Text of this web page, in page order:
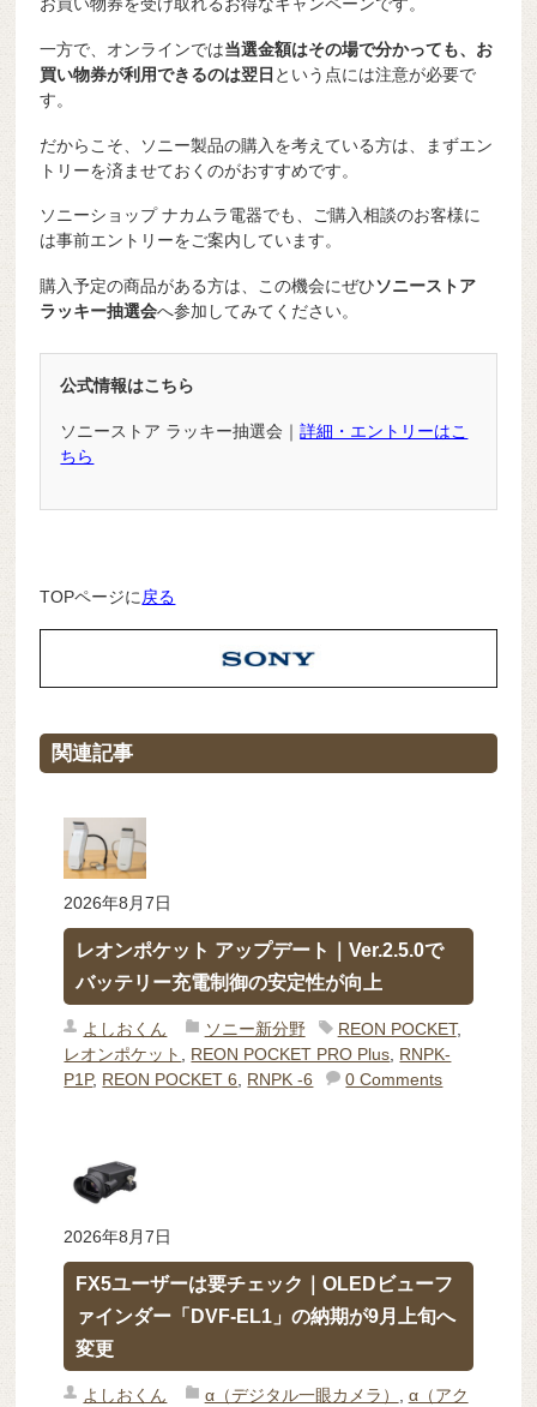
一方で、オンラインでは当選金額はその場で分かっても、お
買い物券が利用できるのは翌日 という点には注意が必要で
す。
だからこそ、ソニー製品の購入を考えている方は、まずエン
トリーを済ませておくのがおすすめです。
ソニーショップ ナカムラ電器でも、ご購入相談のお客様に
は事前エントリーをご案内しています。
購入予定の商品がある方は、この機会にぜひソニーストア
ラッキー抽選会へ参加してみてください。
公式情報はこちら
ソニーストア ラッキー抽選会｜詳細・エントリーはこ
ちら
TOPページに 戻る
関連記事
2026年8月7日
レオンポケット アップデート｜Ver.2.5.0で
バッテリー充電制御の安定性が向上
よしおくん ソニー新分野 REON POCKET,
レオンポケット , REON POCKET PRO Plus, RNPK-
P1P, REON POCKET 6, RNPK -6 0 Comments
2026年8月7日
FX5ユーザーは要チェック｜OLEDビューフ
ァインダー「DVF-EL1」の納期が9月上旬へ
変更
よしおくん α（デジタル一眼カメラ） , α（アク